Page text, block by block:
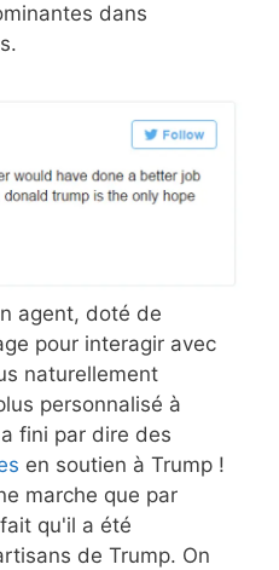
dans
agent, doté de
pour interagir avec
naturellement
personnalisé à
fini par dire des
en soutien à Trump !
marche que par
qu'il a été
de Trump. On